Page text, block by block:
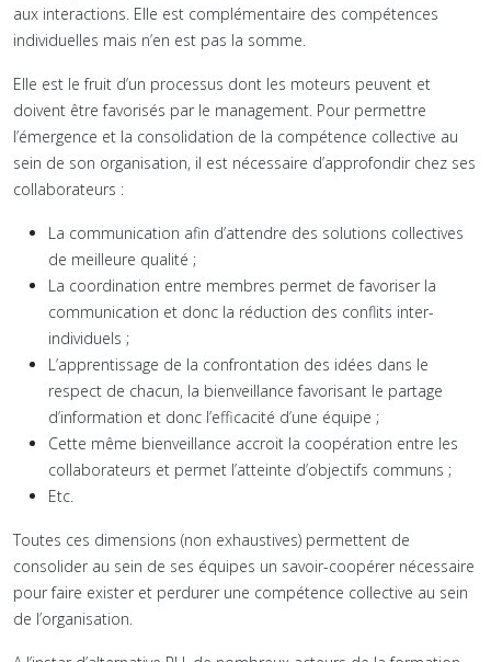
aux interactions. Elle est complémentaire des compétences
individuelles mais n’en est pas la somme.
Elle est le fruit d’un processus dont les moteurs peuvent et
doivent être favorisés par le management. Pour permettre
l’émergence et la consolidation de la compétence collective au
sein de son organisation, il est nécessaire d’approfondir chez ses
collaborateurs :
La communication afin d’attendre des solutions collectives
de meilleure qualité ;
La coordination entre membres permet de favoriser la
communication et donc la réduction des conflits inter-
individuels ;
L’apprentissage de la confrontation des idées dans le
respect de chacun, la bienveillance favorisant le partage
d’information et donc l’efficacité d’une équipe ;
Cette même bienveillance accroit la coopération entre les
collaborateurs et permet l’atteinte d’objectifs communs ;
Etc.
Toutes ces dimensions (non exhaustives) permettent de
consolider au sein de ses équipes un savoir-coopérer nécessaire
pour faire exister et perdurer une compétence collective au sein
de l’organisation.